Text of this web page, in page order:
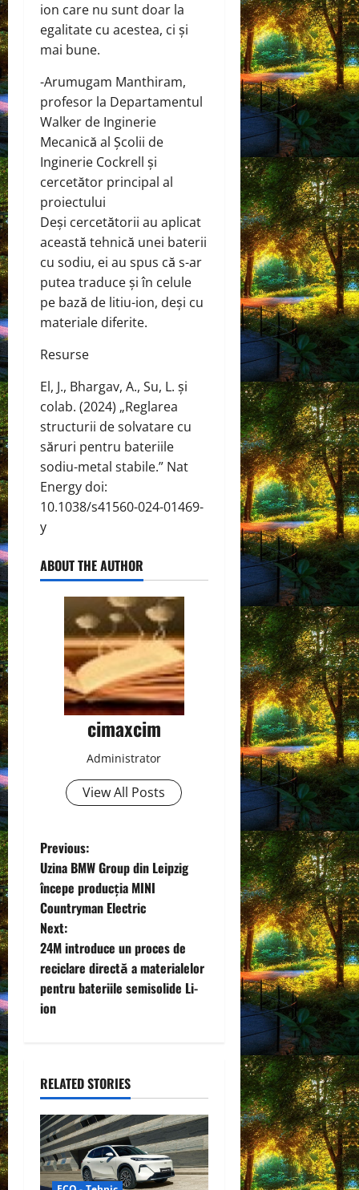
ion care nu sunt doar la
egalitate cu acestea, ci și
mai bune.
-Arumugam Manthiram,
profesor la Departamentul
Walker de Inginerie
Mecanică al Școlii de
Inginerie Cockrell și
cercetător principal al
proiectului
Deși cercetătorii au aplicat
această tehnică unei baterii
cu sodiu, ei au spus că s-ar
putea traduce și în celule
pe bază de litiu-ion, deși cu
materiale diferite.
Resurse
El, J., Bhargav, A., Su, L. şi
colab. (2024) „Reglarea
structurii de solvatare cu
săruri pentru bateriile
sodiu-metal stabile.” Nat
Energy doi:
10.1038/s41560-024-01469-
y
ABOUT THE AUTHOR
cimaxcim
Administrator
View All Posts
P
o
s
t
n
a
i
g
a
Previous:
Uzina BMW Group din Leipzig
începe producția MINI
Countryman Electric
Next:
24M introduce un proces de
reciclare directă a materialelor
pentru bateriile semisolide Li-
ion
RELATED STORIES